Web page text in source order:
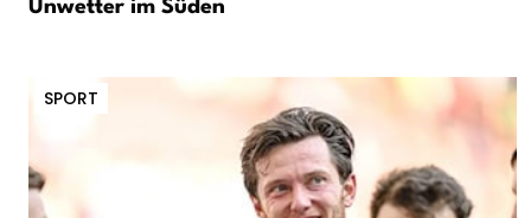
Unwetter im Süden
SPORT